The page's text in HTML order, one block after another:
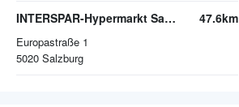
INTERSPAR-Hypermarkt Salzburg, EUROPARK
Europastraße 1
5020 Salzburg
47.6km